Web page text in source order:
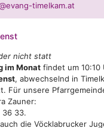
timelkam.at
nicht statt
im Monat findet um 10:10
, abwechselnd in
Für unsere
Zauner:
36 33.
die Vöcklabrucker